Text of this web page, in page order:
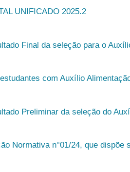
UNIFICADO 2025.2
Final da seleção para o
com Auxílio
Preliminar da seleção do
Normativa n°01/24, que